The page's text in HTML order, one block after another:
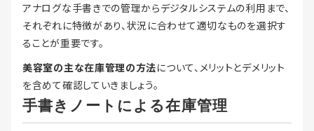
アナログな手書きでの管理からデジタルシステムの利用まで、
それぞれに特徴があり、状況に合わせて適切なものを選択す
ることが重要です。
美容室の主な在庫管理の方法について、メリットとデメリット
を含めて確認していきましょう。
手書きノートによる在庫管理